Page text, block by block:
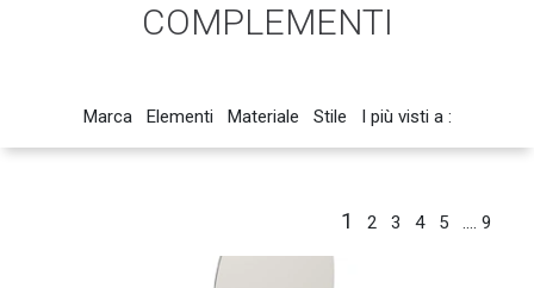
COMPLEMENTI
Marca Elementi Materiale Stile I più visti a :
1 2 3 4 5 ....9